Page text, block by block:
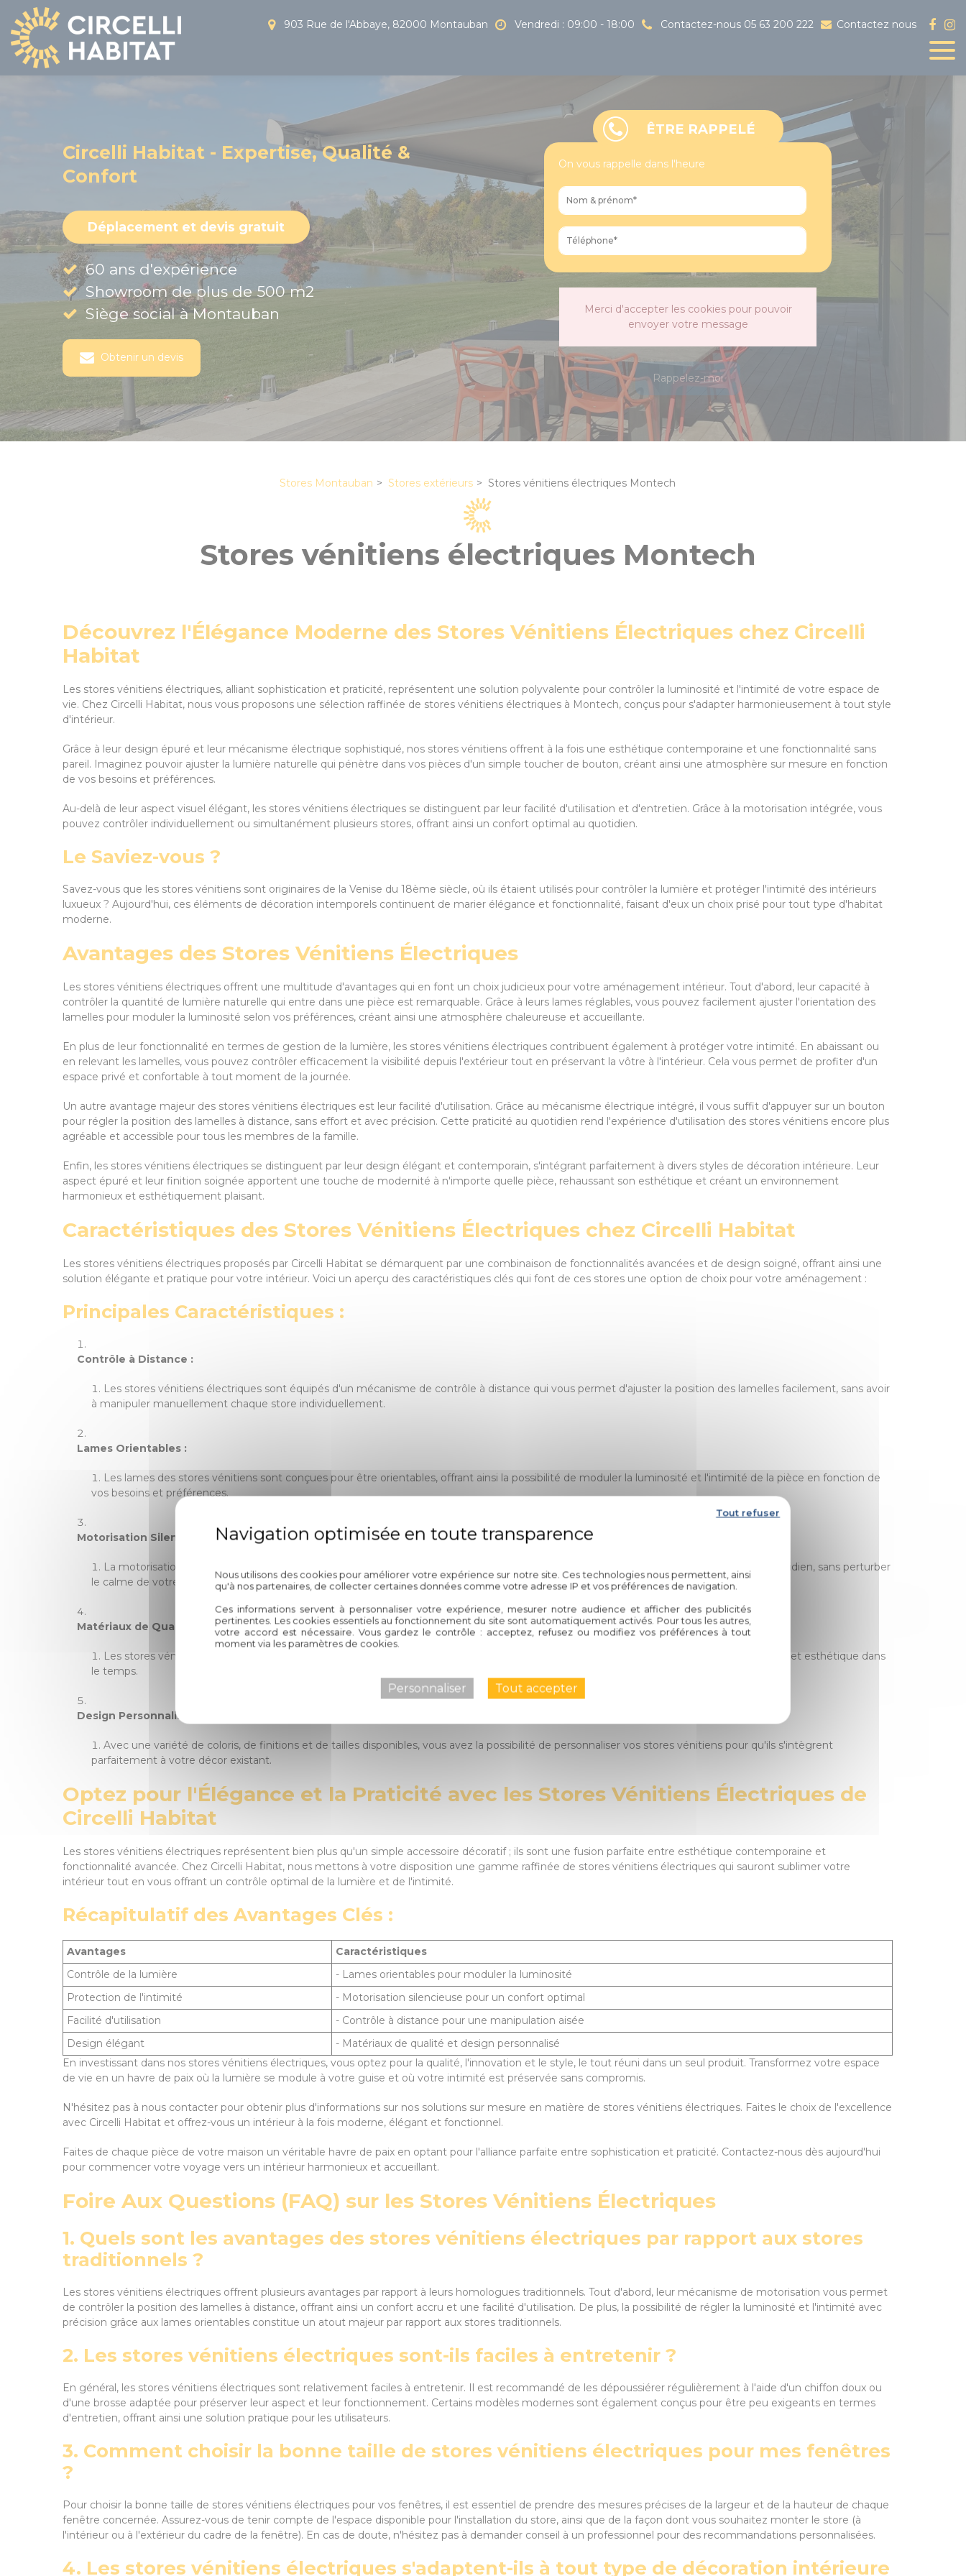
903 Rue de l'Abbaye, 82000 Montauban Vendredi : 09:00 - 18:00 Contactez-nous 05 63 200 222 Contactez nous
Circelli Habitat - Expertise, Qualité &
Confort
Déplacement et devis gratuit
60 ans d'expérience
Showroom de plus de 500 m2
Siège social à Montauban
Obtenir un devis
ÊTRE RAPPELÉ
On vous rappelle dans l'heure
Merci d'accepter les cookies pour pouvoir
envoyer votre message
Rappelez-moi
Stores Montauban Stores extérieurs Stores vénitiens électriques Montech
Stores vénitiens électriques Montech
Découvrez l'Élégance Moderne des Stores Vénitiens Électriques chez Circelli
Habitat
Les stores vénitiens électriques, alliant sophistication et praticité, représentent une solution polyvalente pour contrôler la luminosité et l'intimité de votre espace de
vie. Chez Circelli Habitat, nous vous proposons une sélection raffinée de stores vénitiens électriques à Montech, conçus pour s'adapter harmonieusement à tout style
d'intérieur.
Grâce à leur design épuré et leur mécanisme électrique sophistiqué, nos stores vénitiens offrent à la fois une esthétique contemporaine et une fonctionnalité sans
pareil. Imaginez pouvoir ajuster la lumière naturelle qui pénètre dans vos pièces d'un simple toucher de bouton, créant ainsi une atmosphère sur mesure en fonction
de vos besoins et préférences.
Au-delà de leur aspect visuel élégant, les stores vénitiens électriques se distinguent par leur facilité d'utilisation et d'entretien. Grâce à la motorisation intégrée, vous
pouvez contrôler individuellement ou simultanément plusieurs stores, offrant ainsi un confort optimal au quotidien.
Le Saviez-vous ?
Savez-vous que les stores vénitiens sont originaires de la Venise du 18ème siècle, où ils étaient utilisés pour contrôler la lumière et protéger l'intimité des intérieurs
luxueux ? Aujourd'hui, ces éléments de décoration intemporels continuent de marier élégance et fonctionnalité, faisant d'eux un choix prisé pour tout type d'habitat
moderne.
Avantages des Stores Vénitiens Électriques
Les stores vénitiens électriques offrent une multitude d'avantages qui en font un choix judicieux pour votre aménagement intérieur. Tout d'abord, leur capacité à
contrôler la quantité de lumière naturelle qui entre dans une pièce est remarquable. Grâce à leurs lames réglables, vous pouvez facilement ajuster l'orientation des
lamelles pour moduler la luminosité selon vos préférences, créant ainsi une atmosphère chaleureuse et accueillante.
En plus de leur fonctionnalité en termes de gestion de la lumière, les stores vénitiens électriques contribuent également à protéger votre intimité. En abaissant ou
en relevant les lamelles, vous pouvez contrôler efficacement la visibilité depuis l'extérieur tout en préservant la vôtre à l'intérieur. Cela vous permet de profiter d'un
espace privé et confortable à tout moment de la journée.
Un autre avantage majeur des stores vénitiens électriques est leur facilité d'utilisation. Grâce au mécanisme électrique intégré, il vous suffit d'appuyer sur un bouton
pour régler la position des lamelles à distance, sans effort et avec précision. Cette praticité au quotidien rend l'expérience d'utilisation des stores vénitiens encore plus
agréable et accessible pour tous les membres de la famille.
Enfin, les stores vénitiens électriques se distinguent par leur design élégant et contemporain, s'intégrant parfaitement à divers styles de décoration intérieure. Leur
aspect épuré et leur finition soignée apportent une touche de modernité à n'importe quelle pièce, rehaussant son esthétique et créant un environnement
harmonieux et esthétiquement plaisant.
Caractéristiques des Stores Vénitiens Électriques chez Circelli Habitat
Les stores vénitiens électriques proposés par Circelli Habitat se démarquent par une combinaison de fonctionnalités avancées et de design soigné, offrant ainsi une
solution élégante et pratique pour votre intérieur. Voici un aperçu des caractéristiques clés qui font de ces stores une option de choix pour votre aménagement :
Principales Caractéristiques :
Contrôle à Distance :
Les stores vénitiens électriques sont équipés d'un mécanisme de contrôle à distance qui vous permet d'ajuster la position des lamelles facilement, sans avoir
à manipuler manuellement chaque store individuellement.
Lames Orientables :
Les lames des stores vénitiens sont conçues pour être orientables, offrant ainsi la possibilité de moduler la luminosité et l'intimité de la pièce en fonction de
vos besoins et préférences.
Motorisation Silencieuse :
La motorisation des stores vénitiens est conçue pour être silencieuse et discrète, assurant un fonctionnement fluide et agréable au quotidien, sans perturber
le calme de votre intérieur.
Matériaux de Qualité :
Les stores vénitiens électriques de Circelli Habitat sont fabriqués à partir de matériaux de haute qualité, garantissant durabilité, résistance et esthétique dans
le temps.
Design Personnalisé :
Avec une variété de coloris, de finitions et de tailles disponibles, vous avez la possibilité de personnaliser vos stores vénitiens pour qu'ils s'intègrent
parfaitement à votre décor existant.
Optez pour l'Élégance et la Praticité avec les Stores Vénitiens Électriques de
Circelli Habitat
Les stores vénitiens électriques représentent bien plus qu'un simple accessoire décoratif ; ils sont une fusion parfaite entre esthétique contemporaine et
fonctionnalité avancée. Chez Circelli Habitat, nous mettons à votre disposition une gamme raffinée de stores vénitiens électriques qui sauront sublimer votre
intérieur tout en vous offrant un contrôle optimal de la lumière et de l'intimité.
Récapitulatif des Avantages Clés :
Avantages
Caractéristiques
Contrôle de la lumière
- Lames orientables pour moduler la luminosité
Protection de l'intimité
- Motorisation silencieuse pour un confort optimal
Facilité d'utilisation
- Contrôle à distance pour une manipulation aisée
Design élégant
- Matériaux de qualité et design personnalisé
En investissant dans nos stores vénitiens électriques, vous optez pour la qualité, l'innovation et le style, le tout réuni dans un seul produit. Transformez votre espace
de vie en un havre de paix où la lumière se module à votre guise et où votre intimité est préservée sans compromis.
N'hésitez pas à nous contacter pour obtenir plus d'informations sur nos solutions sur mesure en matière de stores vénitiens électriques. Faites le choix de l'excellence
avec Circelli Habitat et offrez-vous un intérieur à la fois moderne, élégant et fonctionnel.
Faites de chaque pièce de votre maison un véritable havre de paix en optant pour l'alliance parfaite entre sophistication et praticité. Contactez-nous dès aujourd'hui
pour commencer votre voyage vers un intérieur harmonieux et accueillant.
Foire Aux Questions (FAQ) sur les Stores Vénitiens Électriques
1. Quels sont les avantages des stores vénitiens électriques par rapport aux stores
traditionnels ?
Les stores vénitiens électriques offrent plusieurs avantages par rapport à leurs homologues traditionnels. Tout d'abord, leur mécanisme de motorisation vous permet
de contrôler la position des lamelles à distance, offrant ainsi un confort accru et une facilité d'utilisation. De plus, la possibilité de régler la luminosité et l'intimité avec
précision grâce aux lames orientables constitue un atout majeur par rapport aux stores traditionnels.
2. Les stores vénitiens électriques sont-ils faciles à entretenir ?
En général, les stores vénitiens électriques sont relativement faciles à entretenir. Il est recommandé de les dépoussiérer régulièrement à l'aide d'un chiffon doux ou
d'une brosse adaptée pour préserver leur aspect et leur fonctionnement. Certains modèles modernes sont également conçus pour être peu exigeants en termes
d'entretien, offrant ainsi une solution pratique pour les utilisateurs.
3. Comment choisir la bonne taille de stores vénitiens électriques pour mes fenêtres
?
Pour choisir la bonne taille de stores vénitiens électriques pour vos fenêtres, il est essentiel de prendre des mesures précises de la largeur et de la hauteur de chaque
fenêtre concernée. Assurez-vous de tenir compte de l'espace disponible pour l'installation du store, ainsi que de la façon dont vous souhaitez monter le store (à
l'intérieur ou à l'extérieur du cadre de la fenêtre). En cas de doute, n'hésitez pas à demander conseil à un professionnel pour des recommandations personnalisées.
4. Les stores vénitiens électriques s'adaptent-ils à tout type de décoration intérieure
Panneau de gestion des cookies
Nous utilisons des cookies pour améliorer votre expérience sur notre site. Ces technologies nous permettent, ainsi
qu'à nos partenaires, de collecter certaines données comme votre adresse IP et vos préférences de navigation.
Ces informations servent à personnaliser votre expérience, mesurer notre audience et afficher des publicités
pertinentes. Les cookies essentiels au fonctionnement du site sont automatiquement activés. Pour tous les autres,
votre accord est nécessaire. Vous gardez le contrôle : acceptez, refusez ou modifiez vos préférences à tout
moment via les paramètres de cookies.
Tout accepter
Tout refuser
Personnaliser